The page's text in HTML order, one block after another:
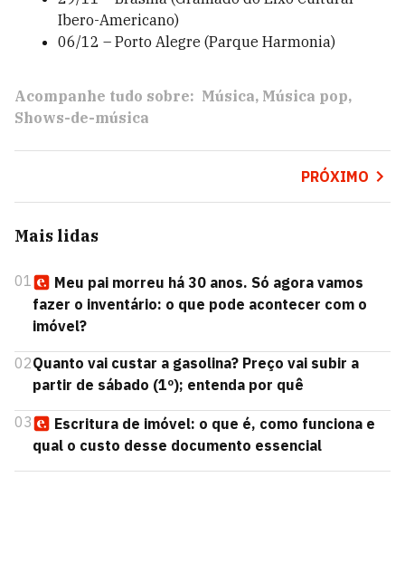
Ibero-Americano)
06/12 – Porto Alegre (Parque Harmonia)
Acompanhe tudo sobre: Música Música pop
Shows-de-música
PRÓXIMO
Mais lidas
01
Meu pai morreu há 30 anos. Só agora vamos
fazer o inventário: o que pode acontecer com o
imóvel?
02Quanto vai custar a gasolina? Preço vai subir a
partir de sábado (1º); entenda por quê
03
Escritura de imóvel: o que é, como funciona e
qual o custo desse documento essencial